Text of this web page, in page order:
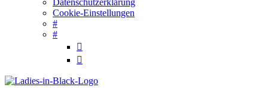
Datenschutzerklärung
Cookie-Einstellungen
#
#

